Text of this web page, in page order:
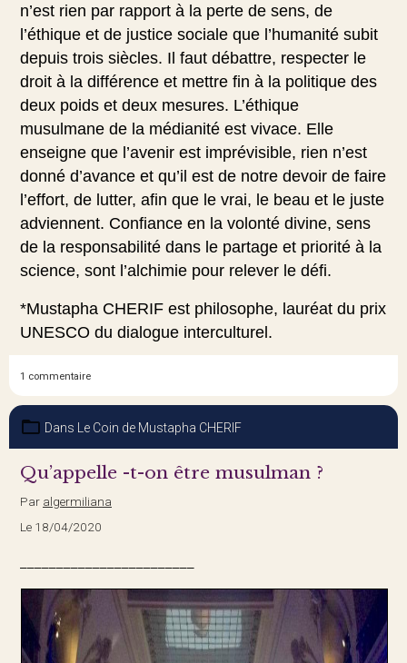
n’est rien par rapport à la perte de sens, de
l’éthique et de justice sociale que l’humanité subit
depuis trois siècles. Il faut débattre, respecter le
droit à la différence et mettre fin à la politique des
deux poids et deux mesures. L’éthique
musulmane de la médianité est vivace. Elle
enseigne que l’avenir est imprévisible, rien n’est
donné d’avance et qu’il est de notre devoir de faire
l’effort, de lutter, afin que le vrai, le beau et le juste
adviennent. Confiance en la volonté divine, sens
de la responsabilité dans le partage et priorité à la
science, sont l’alchimie pour relever le défi.
*Mustapha CHERIF est philosophe, lauréat du prix
UNESCO du dialogue interculturel.
1 commentaire
Dans Le Coin de Mustapha CHERIF
Qu’appelle -t-on être musulman ?
Par algermiliana
Le 18/04/2020